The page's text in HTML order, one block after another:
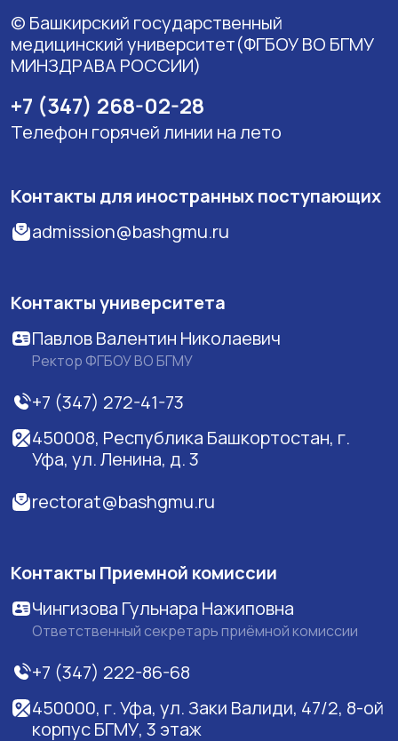
© Башкирский государственный
медицинский университет(ФГБОУ ВО БГМУ
МИНЗДРАВА РОССИИ)
+7 (347) 268-02-28
Телефон горячей линии на лето
Контакты для иностранных поступающих
admission@bashgmu.ru
Контакты университета
Павлов Валентин Николаевич
Ректор ФГБОУ ВО БГМУ
+7 (347) 272-41-73
450008, Республика Башкортостан, г.
Уфа, ул. Ленина, д. 3
rectorat@bashgmu.ru
Контакты Приемной комиссии
Чингизова Гульнара Нажиповна
Ответственный секретарь приёмной комиссии
+7 (347) 222-86-68
450000, г. Уфа, ул. Заки Валиди, 47/2, 8-ой
корпус БГМУ, 3 этаж